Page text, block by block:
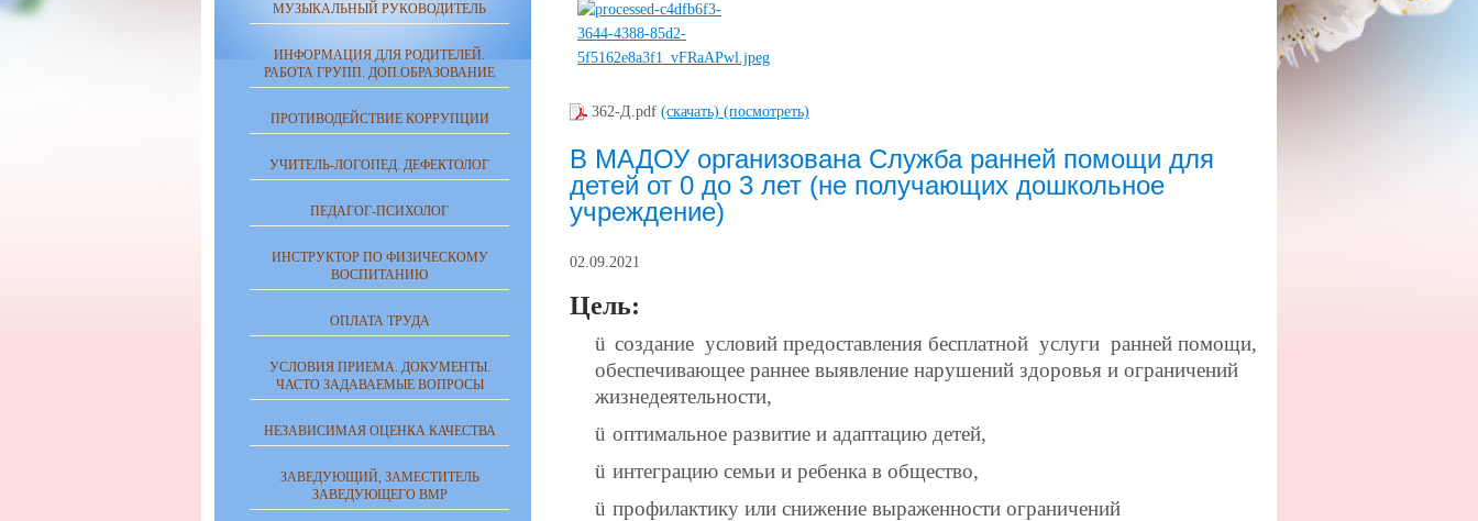
362-Д.pdf (скачать) (посмотреть)
В МАДОУ организована Служба ранней помощи для
детей от 0 до 3 лет (не получающих дошкольное
учреждение)
02.09.2021
Цель:
ü создание условий предоставления бесплатной услуги ранней помощи,
обеспечивающее раннее выявление нарушений здоровья и ограничений
жизнедеятельности,
ü оптимальное развитие и адаптацию детей,
ü интеграцию семьи и ребенка в общество,
ü профилактику или снижение выраженности ограничений
МУЗЫКАЛЬНЫЙ РУКОВОДИТЕЛЬ
ИНФОРМАЦИЯ ДЛЯ РОДИТЕЛЕЙ.
РАБОТА ГРУПП. ДОП.ОБРАЗОВАНИЕ
ПРОТИВОДЕЙСТВИЕ КОРРУПЦИИ
УЧИТЕЛЬ-ЛОГОПЕД. ДЕФЕКТОЛОГ
ПЕДАГОГ-ПСИХОЛОГ
ИНСТРУКТОР ПО ФИЗИЧЕСКОМУ
ВОСПИТАНИЮ
ОПЛАТА ТРУДА
УСЛОВИЯ ПРИЕМА. ДОКУМЕНТЫ.
ЧАСТО ЗАДАВАЕМЫЕ ВОПРОСЫ
НЕЗАВИСИМАЯ ОЦЕНКА КАЧЕСТВА
ЗАВЕДУЮЩИЙ, ЗАМЕСТИТЕЛЬ
ЗАВЕДУЮЩЕГО ВМР